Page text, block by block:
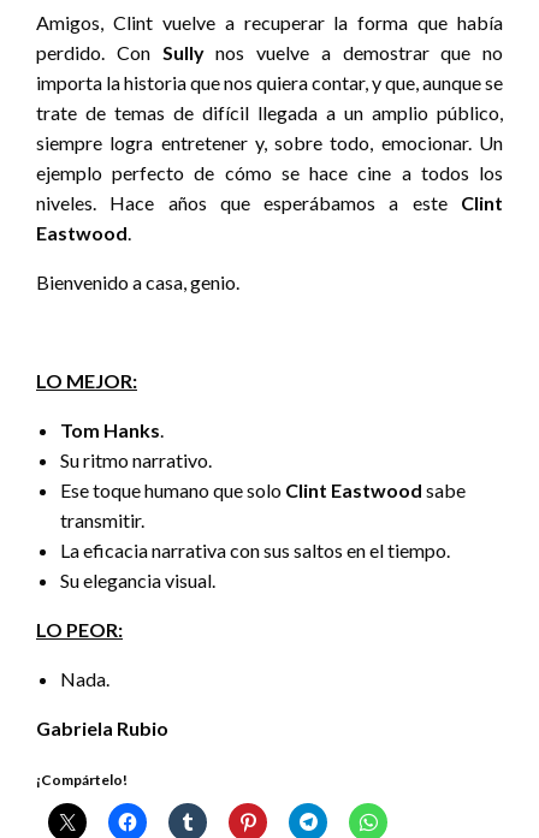
Amigos, Clint vuelve a recuperar la forma que había
perdido. Con Sullynos vuelve a demostrar que no
importa la historia que nos quiera contar, y que, aunque se
trate de temas de difícil llegada a un amplio público,
siempre logra entretener y, sobre todo, emocionar. Un
ejemplo perfecto de cómo se hace cine a todos los
niveles. Hace años que esperábamos a este Clint
Eastwood.
Bienvenido a casa, genio.
LO MEJOR:
Tom Hanks.
Su ritmo narrativo.
Ese toque humano que solo Clint Eastwood sabe
transmitir.
La eficacia narrativa con sus saltos en el tiempo.
Su elegancia visual.
LO PEOR:
Nada.
Gabriela Rubio
¡Compártelo!